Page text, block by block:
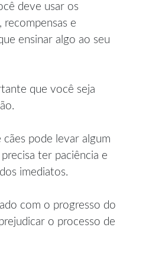
deve usar os
recompensas e
ensinar algo ao seu
que você seja
pode levar algum
ter paciência e
imediatos.
com o progresso do
o processo de